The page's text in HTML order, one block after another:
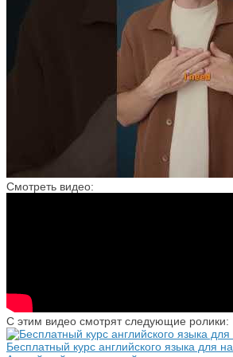
Смотреть видео:
С этим видео смотрят следующие ролики:
Бесплатный курс английского языка для